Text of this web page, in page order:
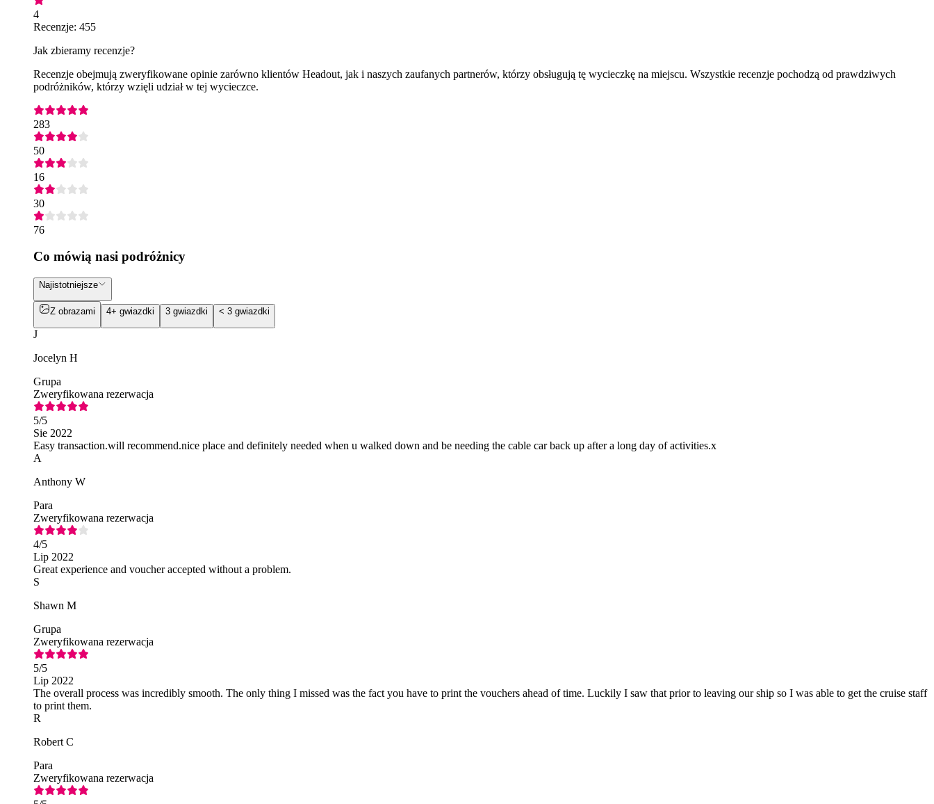
4
Recenzje: 455
Jak zbieramy recenzje?
Recenzje obejmują zweryfikowane opinie zarówno klientów Headout, jak i naszych zaufanych partnerów, którzy obsługują tę wycieczkę na miejscu. Wszystkie recenzje pochodzą od prawdziwych
podróżników, którzy wzięli udział w tej wycieczce.
283
50
16
30
76
Co mówią nasi podróżnicy
Najistotniejsze
Z obrazami 4+ gwiazdki 3 gwiazdki < 3 gwiazdki
J
Jocelyn H
Grupa
Zweryfikowana rezerwacja
5/5
Sie 2022
Easy transaction.will recommend.nice place and definitely needed when u walked down and be needing the cable car back up after a long day of activities.x
A
Anthony W
Para
Zweryfikowana rezerwacja
4/5
Lip 2022
Great experience and voucher accepted without a problem.
S
Shawn M
Grupa
Zweryfikowana rezerwacja
5/5
Lip 2022
The overall process was incredibly smooth. The only thing I missed was the fact you have to print the vouchers ahead of time. Luckily I saw that prior to leaving our ship so I was able to get the cruise staff
to print them.
R
Robert C
Para
Zweryfikowana rezerwacja